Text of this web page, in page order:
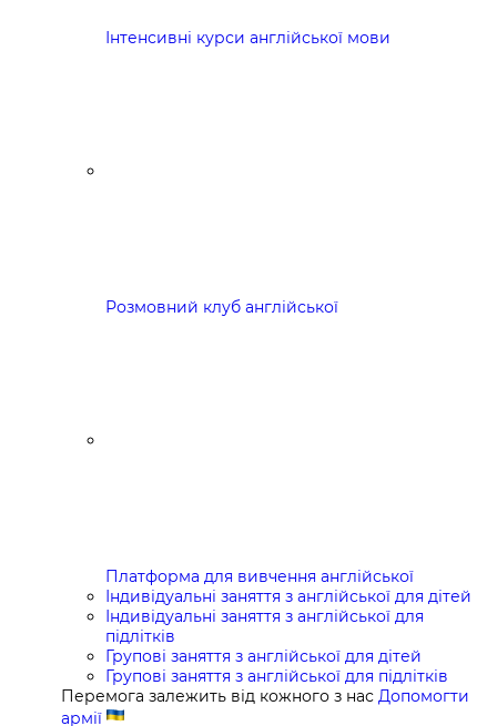
Інтенсивні курси англійської мови
Розмовний клуб англійської
Платформа для вивчення англійської
Індивідуальні заняття з англійської для дітей
Індивідуальні заняття з англійської для
підлітків
Групові заняття з англійської для дітей
Групові заняття з англійської для підлітків
Перемога залежить від кожного з нас Допомогти
армії